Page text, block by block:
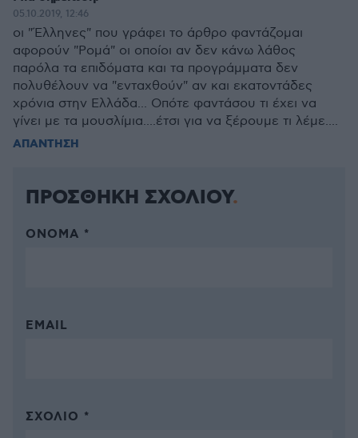
05.10.2019, 12:46
οι "Έλληνες" που γράφει το άρθρο φαντάζομαι
αφορούν "Ρομά" οι οποίοι αν δεν κάνω λάθος
παρόλα τα επιδόματα και τα προγράμματα δεν
πολυθέλουν να "ενταχθούν" αν και εκατοντάδες
χρόνια στην Ελλάδα... Οπότε φαντάσου τι έχει να
γίνει με τα μουσλίμια....έτσι για να ξέρουμε τι λέμε....
ΑΠΑΝΤΗΣΗ
ΠΡΟΣΘΗΚΗ ΣΧΟΛΙΟΥ
ΌΝΟΜΑ *
EMAIL
ΣΧΌΛΙΟ *